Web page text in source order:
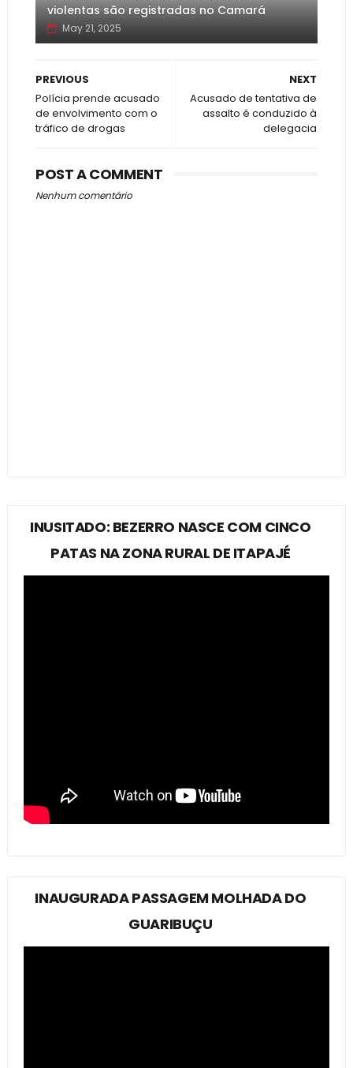
violentas são registradas no Camará
May 21, 2025
NEXT
Acusado de tentativa de
assalto é conduzido à
delegacia
PREVIOUS
Polícia prende acusado
de envolvimento com o
tráfico de drogas
POST A COMMENT
Nenhum comentário
INUSITADO: BEZERRO NASCE COM CINCO
PATAS NA ZONA RURAL DE ITAPAJÉ
INAUGURADA PASSAGEM MOLHADA DO
GUARIBUÇU